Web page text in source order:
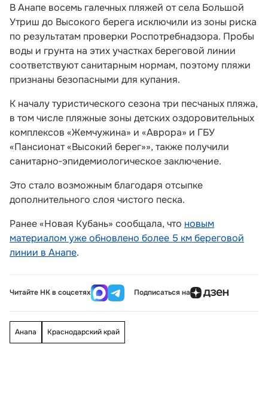
В Анапе восемь галечных пляжей от села Большой
Утриш до Высокого берега исключили из зоны риска
по результатам проверки Роспотребнадзора. Пробы
воды и грунта на этих участках береговой линии
соответствуют санитарным нормам, поэтому пляжи
признаны безопасными для купания.
К началу туристического сезона три песчаных пляжа,
в том числе пляжные зоны детских оздоровительных
комплексов «Жемчужина» и «Аврора» и ГБУ
«Пансионат «Высокий берег»», также получили
санитарно‑эпидемиологическое заключение.
Это стало возможным благодаря отсыпке
дополнительного слоя чистого песка.
Ранее «Новая Кубань» сообщала, что новым
материалом уже обновлено более 5 км береговой
линии в Анапе.
Читайте НК в соцсетях Подписаться на
Анапа Краснодарский край